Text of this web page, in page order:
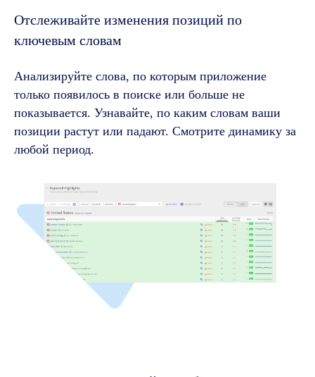
Отслеживайте изменения позиций по
ключевым словам
Анализируйте слова, по которым приложение
только появилось в поиске или больше не
показывается. Узнавайте, по каким словам ваши
позиции растут или падают. Смотрите динамику за
любой период.